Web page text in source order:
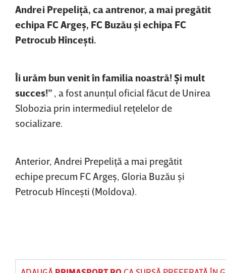
Andrei Prepeliţă, ca antrenor, a mai pregătit
echipa FC Argeş, FC Buzău şi echipa FC
Petrocub Hînceşti.
Îi urăm bun venit în familia noastră! Şi mult
succes!” , a fost anunţul oficial făcut de Unirea
Slobozia prin intermediul reţelelor de
socializare.
Anterior, Andrei Prepeliţă a mai pregătit
echipe precum FC Argeş, Gloria Buzău şi
Petrocub Hînceşti (Moldova).